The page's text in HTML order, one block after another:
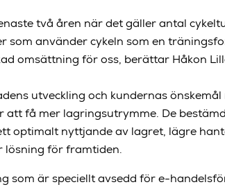
två åren när det gäller antal
som använder cykeln som en
omsättning för oss, berättar Håkon
utveckling och kundernas
att få mer lagringsutrymme. De
optimalt nyttjande av lagret, lägre
lösning för framtiden.
som är speciellt avsedd för e-